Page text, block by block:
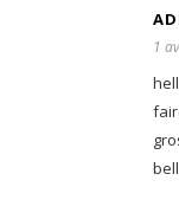
1